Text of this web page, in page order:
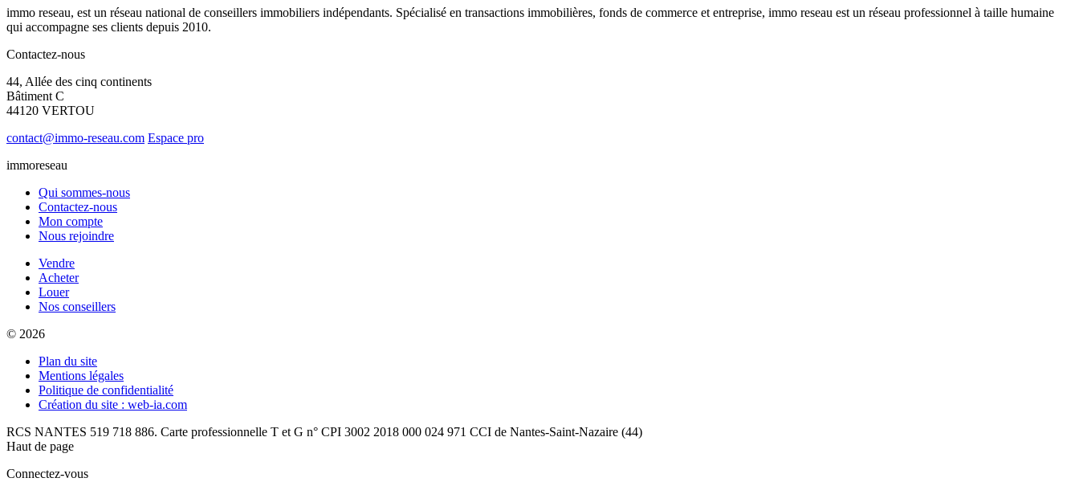
immo reseau, est un réseau national de conseillers immobiliers indépendants. Spécialisé en transactions immobilières, fonds de commerce et entreprise, immo reseau est un réseau professionnel à taille humaine
qui accompagne ses clients depuis 2010.
Contactez-nous
44, Allée des cinq continents
Bâtiment C
44120 VERTOU
contact@immo-reseau.com Espace pro
immoreseau
Qui sommes-nous
Contactez-nous
Mon compte
Nous rejoindre
Vendre
Acheter
Louer
Nos conseillers
© 2026
Plan du site
Mentions légales
Politique de confidentialité
Création du site : web-ia.com
RCS NANTES 519 718 886. Carte professionnelle T et G n° CPI 3002 2018 000 024 971 CCI de Nantes-Saint-Nazaire (44)
Haut de page
Connectez-vous